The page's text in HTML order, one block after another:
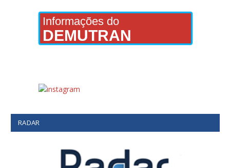
Informações do
DEMUTRAN
RADAR